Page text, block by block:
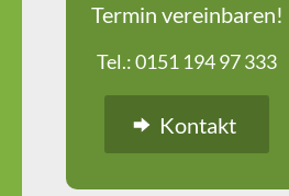
Termin vereinbaren!
Tel.: 0151 194 97 333
Kontakt